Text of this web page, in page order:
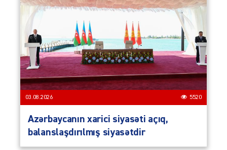
03.08.2026 5520
Azərbaycanın xarici siyasəti açıq,
balanslaşdırılmış siyasətdir